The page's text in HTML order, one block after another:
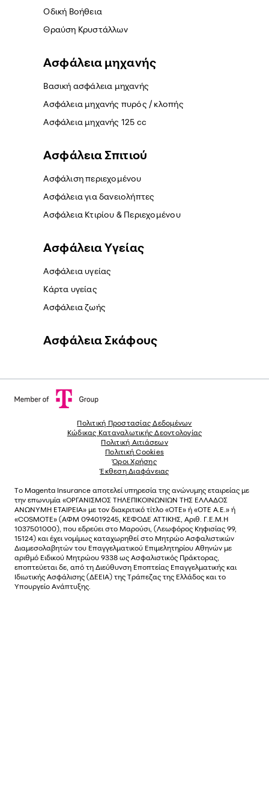
Οδική Βοήθεια
Θραύση Κρυστάλλων
Ασφάλεια μηχανής
Βασική ασφάλεια μηχανής
Ασφάλεια μηχανής πυρός / κλοπής
Ασφάλεια μηχανής 125 cc
Ασφάλεια Σπιτιού
Ασφάλιση περιεχομένου
Ασφάλεια για δανειολήπτες
Ασφάλεια Κτιρίου & Περιεχομένου
Ασφάλεια Yγείας
Ασφάλεια υγείας
Κάρτα υγείας
Ασφάλεια ζωής
Ασφάλεια Σκάφους
Πολιτική Προστασίας Δεδομένων
Κώδικας Καταναλωτικής Δεοντολογίας
Πολιτική Αιτιάσεων
Πολιτική Cookies
Όροι Χρήσης
Έκθεση Διαφάνειας
Το Magenta Insurance αποτελεί υπηρεσία της ανώνυµης εταιρείας µε
την επωνυµία «ΟΡΓΑΝΙΣΜΟΣ ΤΗΛΕΠΙΚΟΙΝΩΝΙΩΝ ΤΗΣ ΕΛΛΑΔΟΣ
ΑΝΩΝΥΜΗ ΕΤΑΙΡΕΙΑ» µε τον διακριτικό τίτλο «OTE» ή «ΟΤΕ Α.Ε.» ή
«COSMOTE» (ΑΦΜ 094019245, ΚΕΦΟΔΕ ΑΤΤΙΚΗΣ, Αριθ. Γ.Ε.Μ.Η
1037501000), που εδρεύει στο Μαρούσι, (Λεωφόρος Κηφισίας 99,
15124) και έχει νοµίµως καταχωρηθεί στο Μητρώο Ασφαλιστικών
Διαµεσολαβητών του Επαγγελµατικού Επιµελητηρίου Αθηνών µε
αριθµό Ειδικού Μητρώου 9338 ως Ασφαλιστικός Πράκτορας,
εποπτεύεται δε, από τη Διεύθυνση Εποπτείας Επαγγελματικής και
Ιδιωτικής Ασφάλισης (ΔΕΕΙΑ) της Τράπεζας της Ελλάδος και το
Υπουργείο Ανάπτυξης.